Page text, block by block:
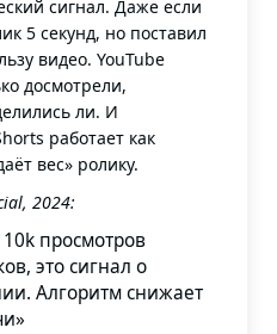
сигнал. Даже если
5 секунд, но поставил
видео. YouTube
досмотрели,
ли. И
работает как
вес» ролику.
2024:
просмотров
это сигнал о
Алгоритм снижает